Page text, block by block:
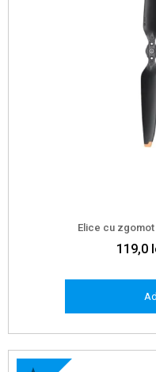
Elice cu zgomot
119,0